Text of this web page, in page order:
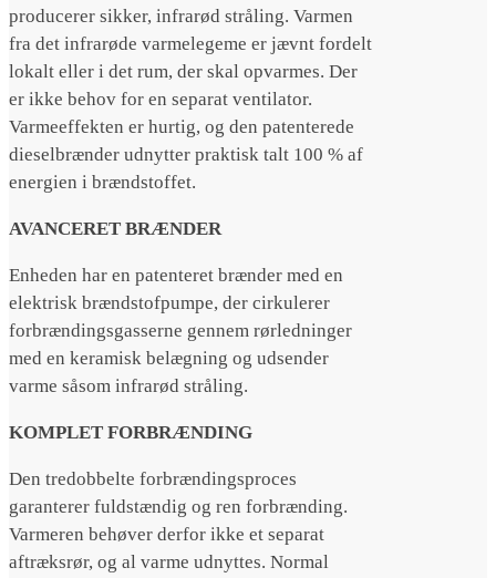
producerer sikker, infrarød stråling. Varmen
fra det infrarøde varmelegeme er jævnt fordelt
lokalt eller i det rum, der skal opvarmes. Der
er ikke behov for en separat ventilator.
Varmeeffekten er hurtig, og den patenterede
dieselbrænder udnytter praktisk talt 100 % af
energien i brændstoffet.
AVANCERET BRÆNDER
Enheden har en patenteret brænder med en
elektrisk brændstofpumpe, der cirkulerer
forbrændingsgasserne gennem rørledninger
med en keramisk belægning og udsender
varme såsom infrarød stråling.
KOMPLET FORBRÆNDING
Den tredobbelte forbrændingsproces
garanterer fuldstændig og ren forbrænding.
Varmeren behøver derfor ikke et separat
aftræksrør, og al varme udnyttes. Normal